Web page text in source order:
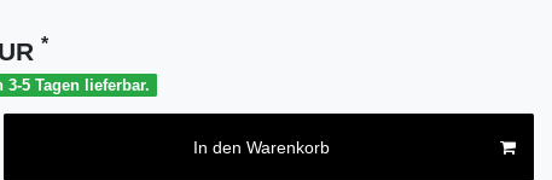
*
3-5 Tagen lieferbar.
In den Warenkorb